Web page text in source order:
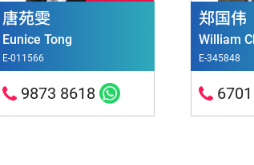
唐苑雯
Eunice Tong
E-011566
9873 8618
郑国伟
William
E-345848